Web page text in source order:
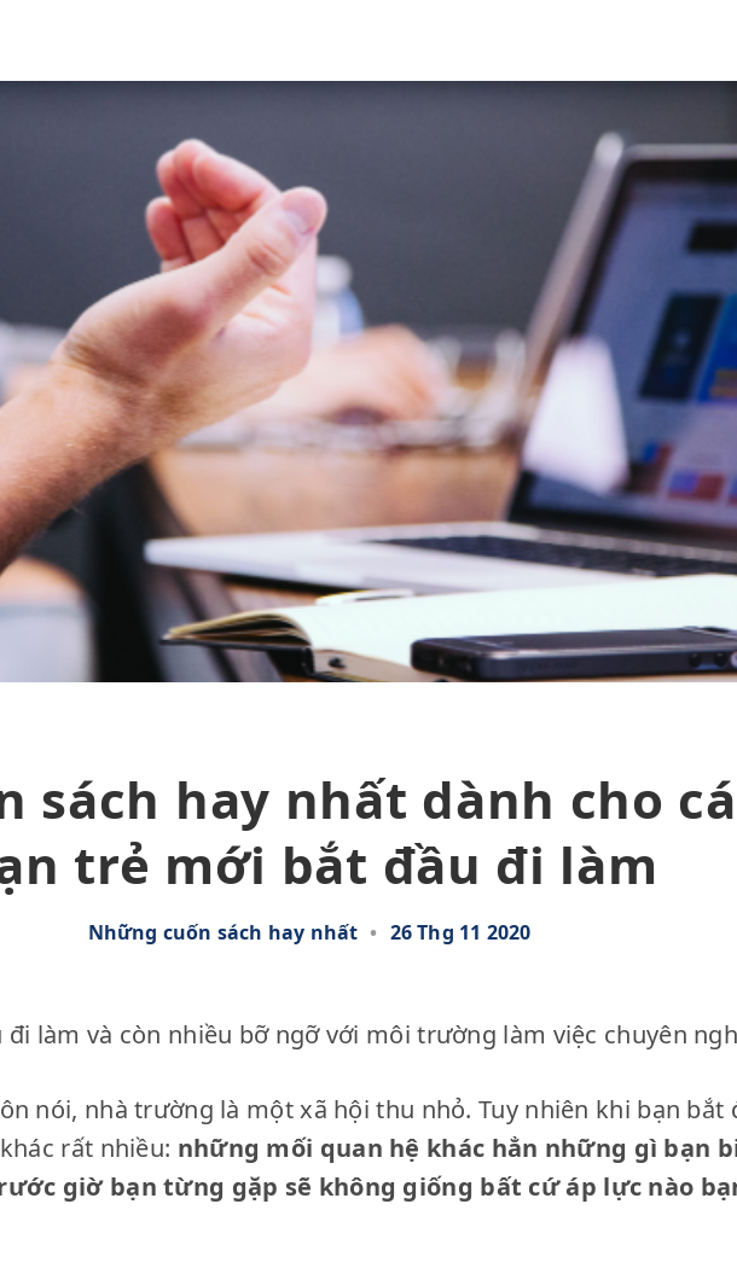
sách hay nhất dành cho
trẻ mới bắt đầu đi làm
Những cuốn sách hay nhất • 26 Thg 11 2020
đi làm và còn nhiều bỡ ngỡ với môi trường làm việc chuyên
nói, nhà trường là một xã hội thu nhỏ. Tuy nhiên khi bạn bắt
rất nhiều: những mối quan hệ khác hẳn những gì bạn
giờ bạn từng gặp sẽ không giống bất cứ áp lực nào